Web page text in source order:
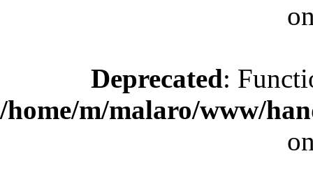
Deprecated:
/home/m/malaro/www/